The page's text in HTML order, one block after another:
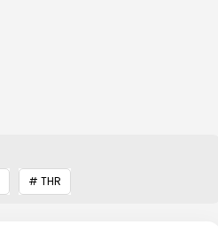
# THR